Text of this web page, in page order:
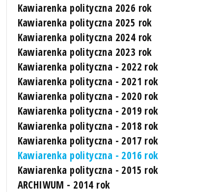
Kawiarenka polityczna 2026 rok
Kawiarenka polityczna 2025 rok
Kawiarenka polityczna 2024 rok
Kawiarenka polityczna 2023 rok
Kawiarenka polityczna - 2022 rok
Kawiarenka polityczna - 2021 rok
Kawiarenka polityczna - 2020 rok
Kawiarenka polityczna - 2019 rok
Kawiarenka polityczna - 2018 rok
Kawiarenka polityczna - 2017 rok
Kawiarenka polityczna - 2016 rok
Kawiarenka polityczna - 2015 rok
ARCHIWUM - 2014 rok